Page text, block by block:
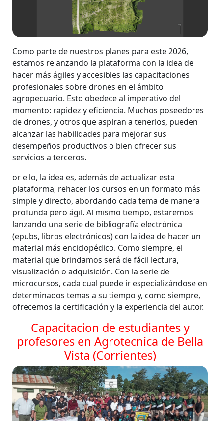
Como parte de nuestros planes para este 2026,
estamos relanzando la plataforma con la idea de
hacer más ágiles y accesibles las capacitaciones
profesionales sobre drones en el ámbito
agropecuario. Esto obedece al imperativo del
momento: rapidez y eficiencia. Muchos poseedores
de drones, y otros que aspiran a tenerlos, pueden
alcanzar las habilidades para mejorar sus
desempeños productivos o bien ofrecer sus
servicios a terceros.
or ello, la idea es, además de actualizar esta
plataforma, rehacer los cursos en un formato más
simple y directo, abordando cada tema de manera
profunda pero ágil. Al mismo tiempo, estaremos
lanzando una serie de bibliografía electrónica
(epubs, libros electrónicos) con la idea de hacer un
material más enciclopédico. Como siempre, el
material que brindamos será de fácil lectura,
visualización o adquisición. Con la serie de
microcursos, cada cual puede ir especializándose en
determinados temas a su tiempo y, como siempre,
ofrecemos la certificación y la experiencia del autor.
Capacitacion de estudiantes y
profesores en Agrotecnica de Bella
Vista (Corrientes)